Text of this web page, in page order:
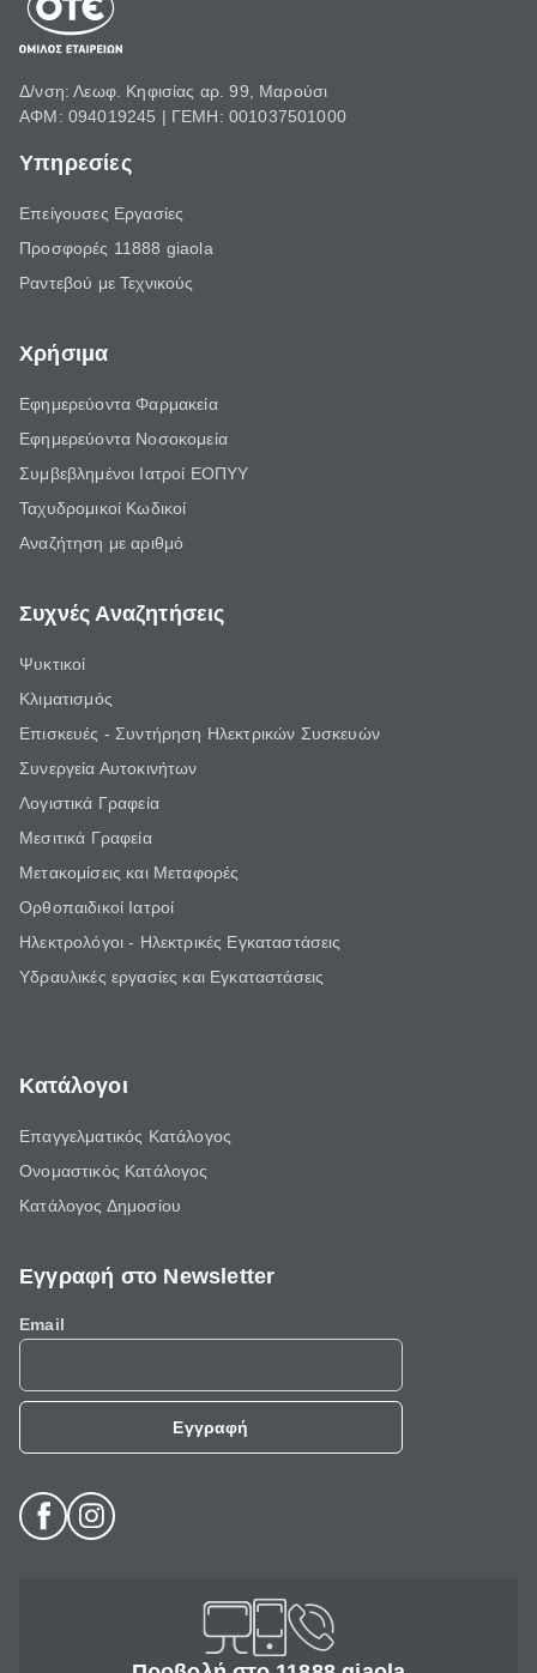
Δ/νση: Λεωφ. Κηφισίας αρ. 99, Μαρούσι
ΑΦΜ: 094019245 | ΓΕΜΗ: 001037501000
Υπηρεσίες
Επείγουσες Εργασίες
Προσφορές 11888 giaola
Ραντεβού με Τεχνικούς
Χρήσιμα
Εφημερεύοντα Φαρμακεία
Εφημερεύοντα Νοσοκομεία
Συμβεβλημένοι Ιατροί ΕΟΠΥΥ
Ταχυδρομικοί Κωδικοί
Αναζήτηση με αριθμό
Συχνές Αναζητήσεις
Ψυκτικοί
Κλιματισμός
Επισκευές - Συντήρηση Ηλεκτρικών Συσκευών
Συνεργεία Αυτοκινήτων
Λογιστικά Γραφεία
Μεσιτικά Γραφεία
Μετακομίσεις και Μεταφορές
Ορθοπαιδικοί Ιατροί
Ηλεκτρολόγοι - Ηλεκτρικές Εγκαταστάσεις
Υδραυλικές εργασίες και Εγκαταστάσεις
Κατάλογοι
Επαγγελματικός Κατάλογος
Ονομαστικός Κατάλογος
Κατάλογος Δημοσίου
Εγγραφή στο Newsletter
Email
Εγγραφή